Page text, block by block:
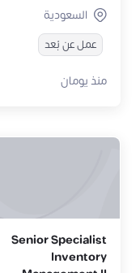
السعودية
عمل عن بُعد
منذ يومان
Senior Specialist
Inventory